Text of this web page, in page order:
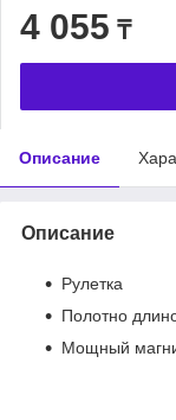
4 055 ₸
Описание
Описание
Рулетка
Полотно
Мощный